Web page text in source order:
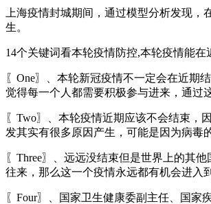
上海疫情封城期间，通过模型分析发现
生。
14个关键词看本轮疫情防控,本轮疫情能在
〖One〗、本轮新冠疫情不一定会在近期
觉得每一个人都需要积极参与进来，通过
〖Two〗、本轮疫情近期应该不会结束，
发其实有很多原因产生，可能是因为病毒
〖Three〗、远远没结束但是世界上的其
往来，那么这一个疫情永远都有机会进入
〖Four〗、国家卫生健康委副主任、国